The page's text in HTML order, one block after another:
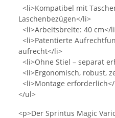
<li>Kompatibel mit
Laschenbezügen</li>
<li>Arbeitsbreite: 40 cm</
<li>Patentierte
aufrecht</li>
<li>Ohne Stiel – separat
<li>Ergonomisch, robust,
<li>Montage
</ul>
<p>Der Sprintus Magic